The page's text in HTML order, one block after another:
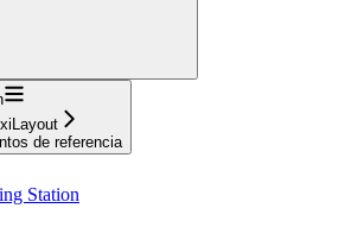
de referencia
Station